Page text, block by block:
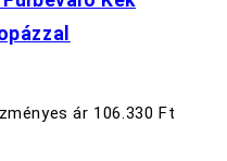
ár 106.330 Ft